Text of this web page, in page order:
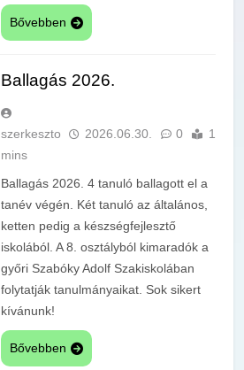
Bővebben
Ballagás 2026.
szerkeszto 2026.06.30. 0
1
mins
Ballagás 2026. 4 tanuló ballagott el a
tanév végén. Két tanuló az általános,
ketten pedig a készségfejlesztő
iskolából. A 8. osztályból kimaradók a
győri Szabóky Adolf Szakiskolában
folytatják tanulmányaikat. Sok sikert
kívánunk!
Bővebben